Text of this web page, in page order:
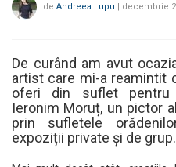
de Andreea Lupu | decembrie
De curând am avut
artist care mi-a reamintit
oferi din suflet pentru
Ieronim Moruț, un pictor
prin sufletele
expoziții private și de grup.